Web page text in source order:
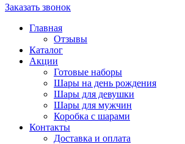
Заказать звонок
Главная
Отзывы
Каталог
Акции
Готовые наборы
Шары на день рождения
Шары для девушки
Шары для мужчин
Коробка с шарами
Контакты
Доставка и оплата